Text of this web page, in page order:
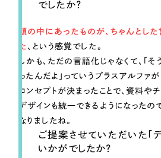
でしたか？
頭の中にあったものが、ちゃんとし
た 、という感覚でした。
しかも、ただの言語化じゃなくて、「
ったんだよ」っていうプラスアルファが
コンセプトが決まったことで、資料や
デザインも統一できるようになった
なりましたね。
ご提案させていただいた「
いかがでしたか？